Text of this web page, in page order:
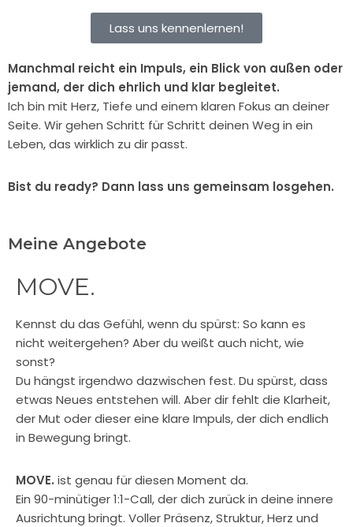
Lass uns kennenlernen!
Manchmal reicht ein Impuls, ein Blick von außen oder
jemand, der dich ehrlich und klar begleitet.
Ich bin mit Herz, Tiefe und einem klaren Fokus an deiner
Seite. Wir gehen Schritt für Schritt deinen Weg in ein
Leben, das wirklich zu dir passt.
Bist du ready? Dann lass uns gemeinsam losgehen.
Meine Angebote
MOVE.
Kennst du das Gefühl, wenn du spürst: So kann es
nicht weitergehen? Aber du weißt auch nicht, wie
sonst?
Du hängst irgendwo dazwischen fest. Du spürst, dass
etwas Neues entstehen will. Aber dir fehlt die Klarheit,
der Mut oder dieser eine klare Impuls, der dich endlich
in Bewegung bringt.
MOVE. ist genau für diesen Moment da.
Ein 90-minütiger 1:1-Call, der dich zurück in deine innere
Ausrichtung bringt. Voller Präsenz, Struktur, Herz und